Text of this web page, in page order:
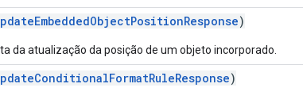
)
da atualização da posição de um objeto incorporado.
)